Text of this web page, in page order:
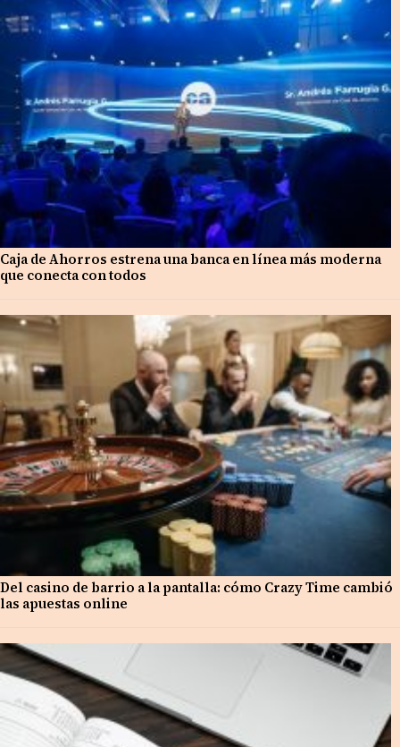
Caja de Ahorros estrena una banca en línea más moderna
que conecta con todos
Del casino de barrio a la pantalla: cómo Crazy Time cambió
las apuestas online